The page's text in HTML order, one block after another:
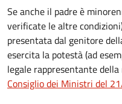
Se anche il padre è
verificate le altre
presentata dal genitore
esercita la potestà (ad
legale rappresentante della
Consiglio dei Ministri del